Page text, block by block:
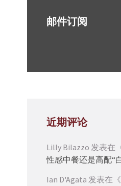
邮件订阅
近期评论
Lilly Bilazzo 发表在
性感中餐还是高配“
Ian D'Agata 发表在《